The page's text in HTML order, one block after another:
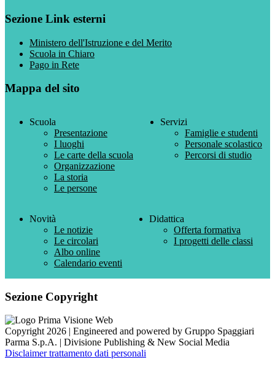
Sezione Link esterni
Ministero dell'Istruzione e del Merito
Scuola in Chiaro
Pago in Rete
Mappa del sito
Scuola
Presentazione
I luoghi
Le carte della scuola
Organizzazione
La storia
Le persone
Servizi
Famiglie e studenti
Personale scolastico
Percorsi di studio
Novità
Le notizie
Le circolari
Albo online
Calendario eventi
Didattica
Offerta formativa
I progetti delle classi
Sezione Copyright
Copyright 2026 | Engineered and powered by Gruppo Spaggiari
Parma S.p.A. | Divisione Publishing & New Social Media
Disclaimer trattamento dati personali